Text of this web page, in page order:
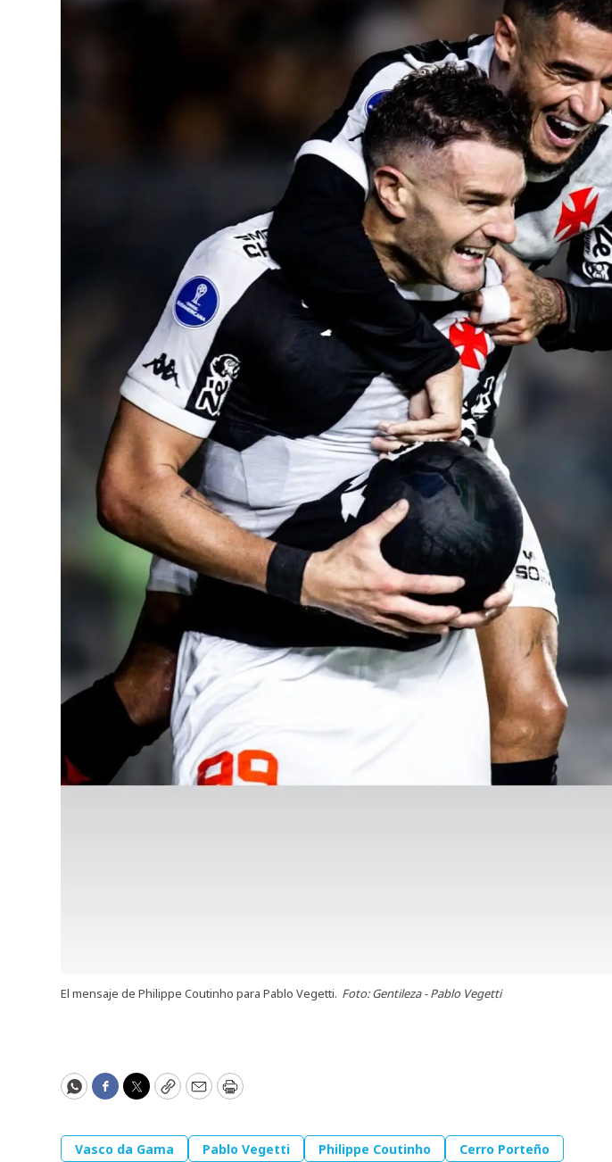
El mensaje de Philippe Coutinho para Pablo Vegetti. Foto: Gentileza - Pablo Vegetti
WhatsApp
Facebook
Twitter
CopyEmailPrint
Vasco da Gama Pablo Vegetti Philippe Coutinho Cerro Porteño